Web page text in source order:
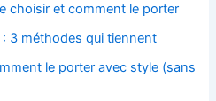
choisir et comment le porter
3 méthodes qui tiennent
le porter avec style (sans